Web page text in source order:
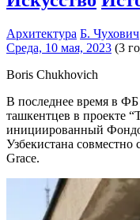
Архитектура Б. Чухович
Среда, 10 мая, 2023 (3
Boris Chukhovich
В последнее время в ФБ
ташкентцев в проекте
инициированный
Узбекистана
Grace.